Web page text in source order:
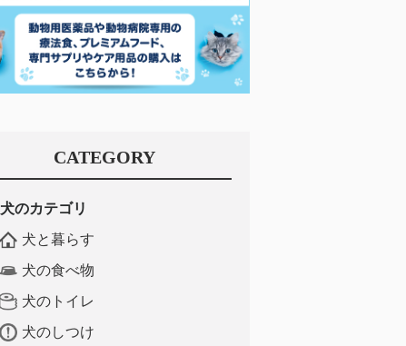
CATEGORY
犬のカテゴリ
犬と暮らす
犬の食べ物
犬のトイレ
犬のしつけ